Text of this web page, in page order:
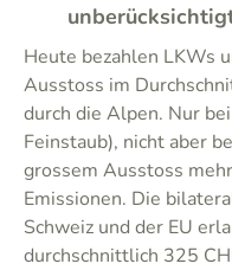
Heute bezahlen LKWs
Ausstoss im
durch die Alpen. Nur
Feinstaub), nicht aber
grossem Ausstoss
Emissionen. Die
Schweiz und der EU
durchschnittlich 325